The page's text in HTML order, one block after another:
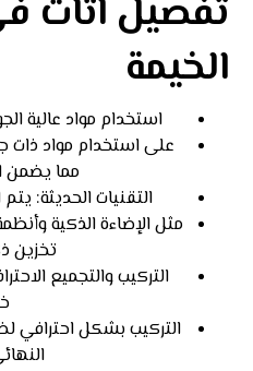
تفصيل اثاث
الخيمة
استخدام مواد عالية
على استخدام مواد ذات
مما يضمن
التقنيات الحديثة:
مثل الإضاءة الذكية
تخزين
التركيب والتجميع
التركيب بشكل احترافي